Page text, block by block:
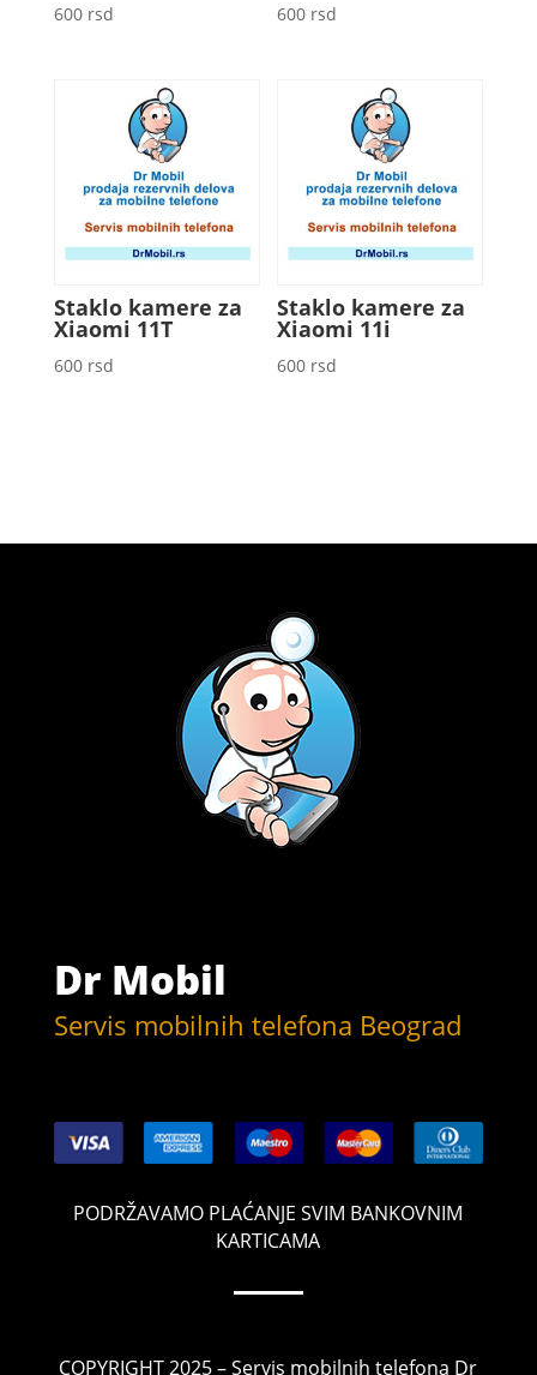
600 rsd 600 rsd
Staklo kamere za
Xiaomi 11T
600 rsd
Staklo kamere za
Xiaomi 11i
600 rsd
Dr Mobil
Servis mobilnih telefona Beograd
PODRŽAVAMO PLAĆANJE SVIM BANKOVNIM
KARTICAMA
COPYRIGHT 2025 – Servis mobilnih telefona Dr